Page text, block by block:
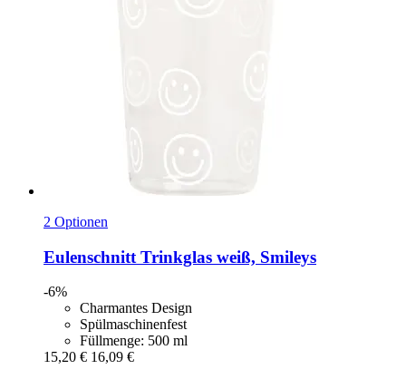
2 Optionen
Eulenschnitt Trinkglas weiß, Smileys
-6%
Charmantes Design
Spülmaschinenfest
Füllmenge: 500 ml
15,20 € 16,09 €